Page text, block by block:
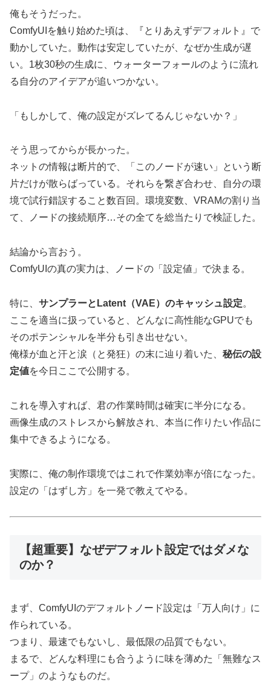
俺もそうだった。
ComfyUIを触り始めた頃は、『とりあえずデフォルト』で
動かしていた。動作は安定していたが、なぜか生成が遅
い。1枚30秒の生成に、ウォーターフォールのように流れ
る自分のアイデアが追いつかない。
「もしかして、俺の設定がズレてるんじゃないか？」
そう思ってからが長かった。
ネットの情報は断片的で、「このノードが速い」という断
片だけが散らばっている。それらを繋ぎ合わせ、自分の環
境で試行錯誤すること数百回。環境変数、VRAMの割り当
て、ノードの接続順序…その全てを総当たりで検証した。
結論から言おう。
ComfyUIの真の実力は、ノードの「設定値」で決まる。
特に、 サンプラーとLatent（VAE）のキャッシュ設定。
ここを適当に扱っていると、どんなに高性能なGPUでも
そのポテンシャルを半分も引き出せない。
俺様が血と汗と涙（と発狂）の末に辿り着いた、 秘伝の設
定値を今日ここで公開する。
これを導入すれば、君の作業時間は確実に半分になる。
画像生成のストレスから解放され、本当に作りたい作品に
集中できるようになる。
実際に、俺の制作環境ではこれで作業効率が倍になった。
設定の「はずし方」を一発で教えてやる。
【超重要】なぜデフォルト設定ではダメな
のか？
まず、ComfyUIのデフォルトノード設定は「万人向け」に
作られている。
つまり、最速でもないし、最低限の品質でもない。
まるで、どんな料理にも合うように味を薄めた「無難なス
ープ」のようなものだ。